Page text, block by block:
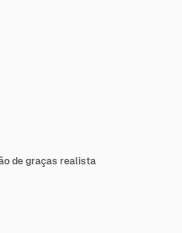
de graças realista